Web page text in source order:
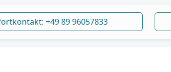
+49 89 96057833